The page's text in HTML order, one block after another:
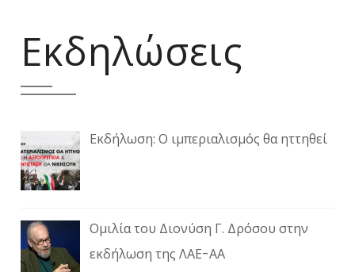
Εκδηλώσεις
Εκδήλωση: Ο ιμπεριαλισμός θα ηττηθεί
Ομιλία του Διονύση Γ. Δρόσου στην
εκδήλωση της ΛΑΕ-ΑΑ